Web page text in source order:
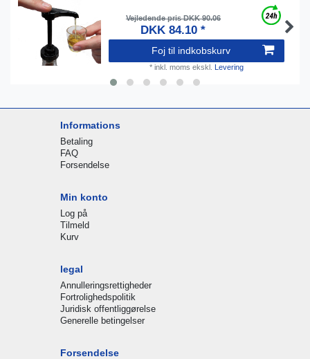
Vejledende pris DKK 90.06
DKK 84.10 *
Foj til indkobskurv
* inkl. moms ekskl. Levering
Informations
Betaling
FAQ
Forsendelse
Min konto
Log på
Tilmeld
Kurv
legal
Annulleringsrettigheder
Fortrolighedspolitik
Juridisk offentliggørelse
Generelle betingelser
Forsendelse